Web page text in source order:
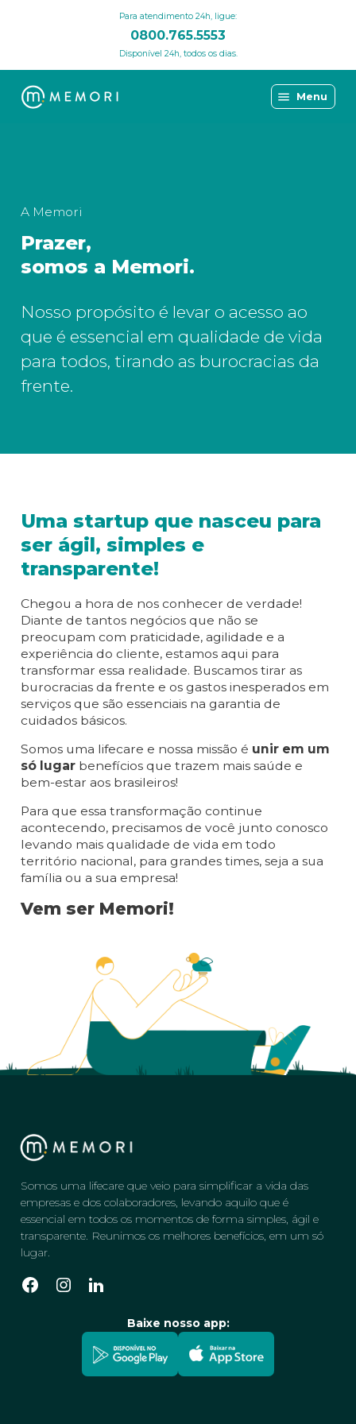
Para atendimento 24h, ligue:
0800.765.5553
Disponível 24h, todos os dias.
Menu
A Memori
Prazer,
somos a Memori.
Nosso propósito é levar o acesso ao
que é essencial em qualidade de vida
para todos, tirando as burocracias da
frente.
Uma startup que nasceu para
ser ágil, simples e
transparente!
Chegou a hora de nos conhecer de verdade!
Diante de tantos negócios que não se
preocupam com praticidade, agilidade e a
experiência do cliente, estamos aqui para
transformar essa realidade. Buscamos tirar as
burocracias da frente e os gastos inesperados em
serviços que são essenciais na garantia de
cuidados básicos.
Somos uma lifecare e nossa missão é unir em um
só lugar benefícios que trazem mais saúde e
bem-estar aos brasileiros!
Para que essa transformação continue
acontecendo, precisamos de você junto conosco
levando mais qualidade de vida em todo
território nacional, para grandes times, seja a sua
família ou a sua empresa!
Vem ser Memori!
Somos uma lifecare que veio para simplificar a vida das
empresas e dos colaboradores, levando aquilo que é
essencial em todos os momentos de forma simples, ágil e
transparente. Reunimos os melhores benefícios, em um só
lugar.
Baixe nosso app: